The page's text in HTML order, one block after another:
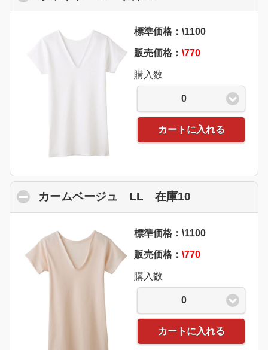
標準価格：\1100
販売価格： \770
購入数
0
カートに入れる
カームベージュ LL 在庫10
標準価格：\1100
販売価格： \770
購入数
0
カートに入れる